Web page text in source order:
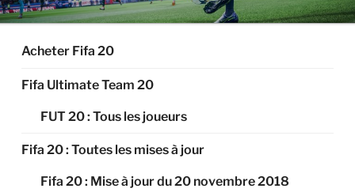
Acheter Fifa 20
Fifa Ultimate Team 20
FUT 20 : Tous les joueurs
Fifa 20 : Toutes les mises à jour
Fifa 20 : Mise à jour du 20 novembre 2018